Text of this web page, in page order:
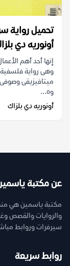
تحميل رواية
أونوريه دي
إنها أحد أهم
وهى رواية
ميتافيزيقى
وه...
أونوريه دي بلزاك
عن مكتبة
مكتبة ياسمين هي
سيرفرات وروابط
روابط سريعة